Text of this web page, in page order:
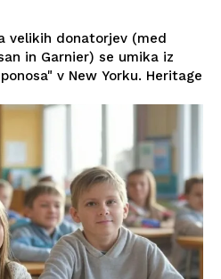
velikih donatorjev (med
in Garnier) se umika iz
v New Yorku. Heritage